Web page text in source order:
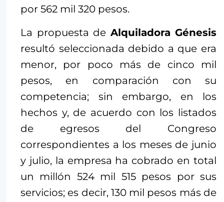
por 562 mil 320 pesos.
La propuesta de Alquiladora Génesis
resultó seleccionada debido a que era
menor, por poco más de cinco mil
pesos, en comparación con su
competencia; sin embargo, en los
hechos y, de acuerdo con los listados
de egresos del Congreso
correspondientes a los meses de junio
y julio, la empresa ha cobrado en total
un millón 524 mil 515 pesos por sus
servicios; es decir, 130 mil pesos más de